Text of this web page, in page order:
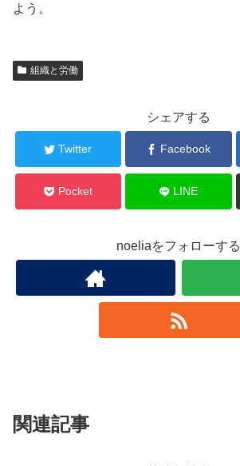
よう。
組織と労働
シェアする
Twitter Facebook
Pocket LINE
noeliaをフォローする
関連記事